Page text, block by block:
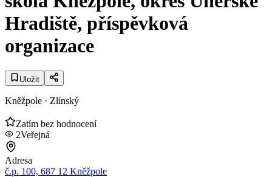
Hradiště, příspěvková
organizace
Uložit
Kněžpole · Zlínský
Zatím bez hodnocení
2Veřejná
Adresa
č.p. 100, 687 12 Kněžpole